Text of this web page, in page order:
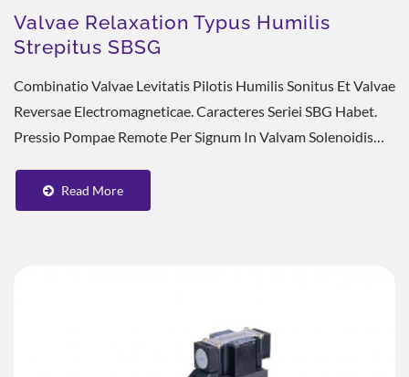
Valvae Relaxation Typus Humilis
Strepitus SBSG
Combinatio Valvae Levitatis Pilotis Humilis Sonitus Et Valvae
Reversae Electromagneticae. Caracteres Seriei SBG Habet.
Pressio Pompae Remote Per Signum In Valvam Solenoidis
Read More